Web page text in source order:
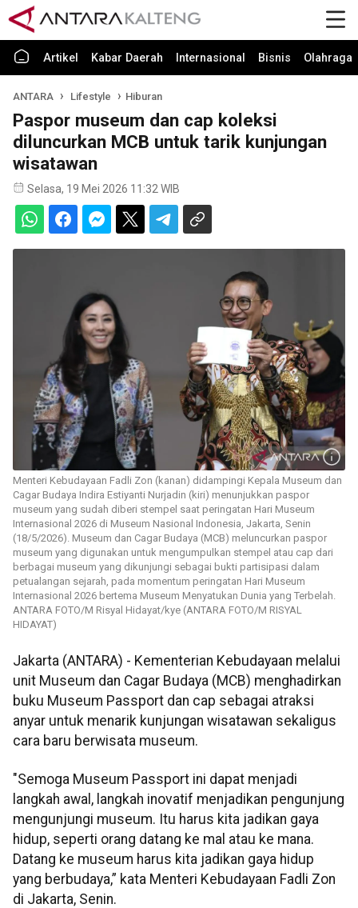
Artikel Kabar Daerah Internasional Bisnis Olahraga
ANTARA Lifestyle Hiburan
Paspor museum dan cap koleksi
diluncurkan MCB untuk tarik kunjungan
wisatawan
Selasa, 19 Mei 2026 11:32 WIB
Menteri Kebudayaan Fadli Zon (kanan) didampingi Kepala Museum dan
Cagar Budaya Indira Estiyanti Nurjadin (kiri) menunjukkan paspor
museum yang sudah diberi stempel saat peringatan Hari Museum
Internasional 2026 di Museum Nasional Indonesia, Jakarta, Senin
(18/5/2026). Museum dan Cagar Budaya (MCB) meluncurkan paspor
museum yang digunakan untuk mengumpulkan stempel atau cap dari
berbagai museum yang dikunjungi sebagai bukti partisipasi dalam
petualangan sejarah, pada momentum peringatan Hari Museum
Internasional 2026 bertema Museum Menyatukan Dunia yang Terbelah.
ANTARA FOTO/M Risyal Hidayat/kye (ANTARA FOTO/M RISYAL
HIDAYAT)
Jakarta (ANTARA) - Kementerian Kebudayaan melalui
unit Museum dan Cagar Budaya (MCB) menghadirkan
buku Museum Passport dan cap sebagai atraksi
anyar untuk menarik kunjungan wisatawan sekaligus
cara baru berwisata museum.
"Semoga Museum Passport ini dapat menjadi
langkah awal, langkah inovatif menjadikan pengunjung
mengunjungi museum. Itu harus kita jadikan gaya
hidup, seperti orang datang ke mal atau ke mana.
Datang ke museum harus kita jadikan gaya hidup
yang berbudaya,” kata Menteri Kebudayaan Fadli Zon
di Jakarta, Senin.